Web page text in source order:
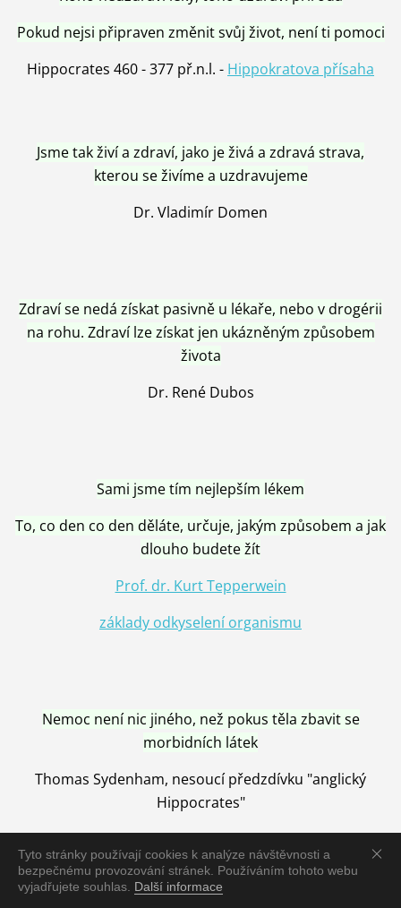
Tyto stránky používají cookies k analýze návštěvnosti a
bezpečnému provozování stránek. Používáním tohoto webu
vyjadřujete souhlas. Další informace
Pokud nejsi připraven změnit svůj život, není ti pomoci
Hippocrates 460 - 377 př.n.l. - Hippokratova přísaha
Jsme tak živí a zdraví, jako je živá a zdravá strava,
kterou se živíme a uzdravujeme
Dr. Vladimír Domen
Zdraví se nedá získat pasivně u lékaře, nebo v drogérii
na rohu. Zdraví lze získat jen ukázněným způsobem
života
Dr. René Dubos
Sami jsme tím nejlepším lékem
To, co den co den děláte, určuje, jakým způsobem a jak
dlouho budete žít
Prof. dr. Kurt Tepperwein
základy odkyselení organismu
Nemoc není nic jiného, než pokus těla zbavit se
morbidních látek
Thomas Sydenham, nesoucí předzdívku "anglický
Hippocrates"
Nemoc je vyléčena jen pomocí Přírody, neutralizací a